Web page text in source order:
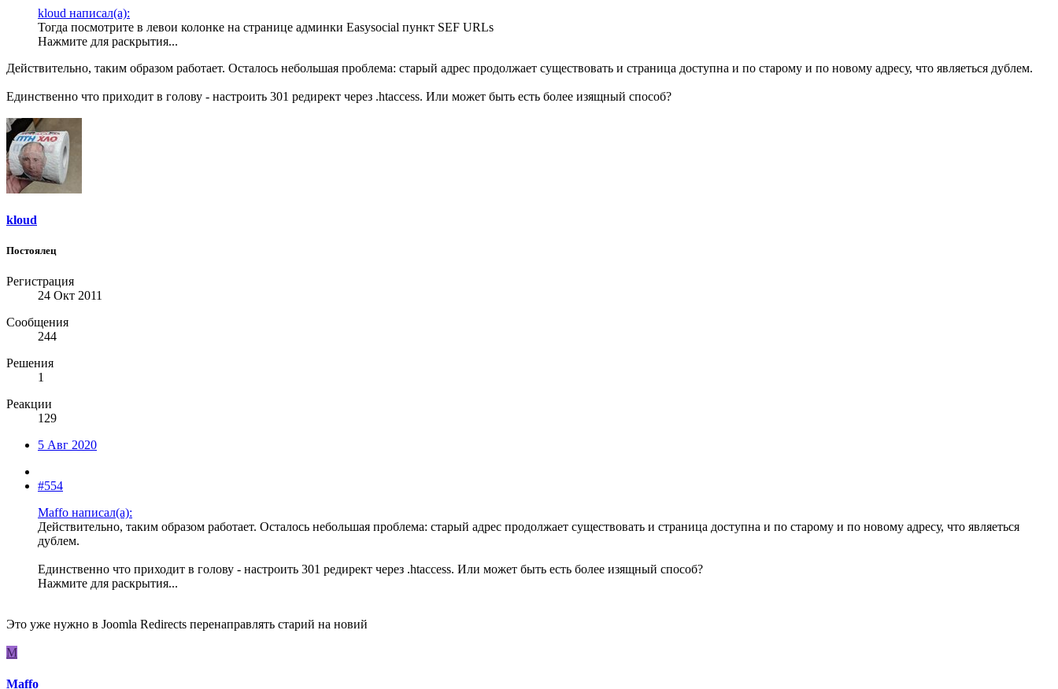
kloud написал(а):
Тогда посмотрите в левои колонке на странице админки Easysocial пункт SEF URLs
Нажмите для раскрытия...
Действительно, таким образом работает. Осталось небольшая проблема: старый адрес продолжает существовать и страница доступна и по старому и по новому адресу, что являеться дублем.
Единственно что приходит в голову - настроить 301 редирект через .htaccess. Или может быть есть более изящный способ?
kloud
Постоялец
Регистрация
24 Окт 2011
Сообщения
244
Решения
1
Реакции
129
5 Авг 2020
#554
Maffo написал(а):
Действительно, таким образом работает. Осталось небольшая проблема: старый адрес продолжает существовать и страница доступна и по старому и по новому адресу, что являеться
дублем.
Единственно что приходит в голову - настроить 301 редирект через .htaccess. Или может быть есть более изящный способ?
Нажмите для раскрытия...
Это уже нужно в Joomla Redirects перенаправлять старий на новий
M
Maffo